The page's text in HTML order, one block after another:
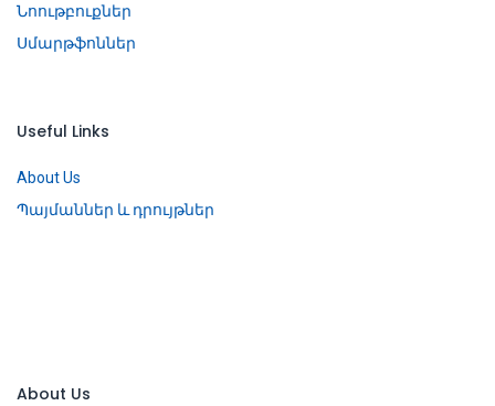
Նոութբուքներ
Սմարթֆոններ
Useful Links
About Us
Պայմաններ և դրույթներ
About Us